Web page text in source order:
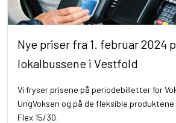
Nye priser fra 1. februar 2024
lokalbussene i Vestfold
Vi fryser prisene på periodebilletter for
UngVoksen og på de fleksible
Flex 15/30.